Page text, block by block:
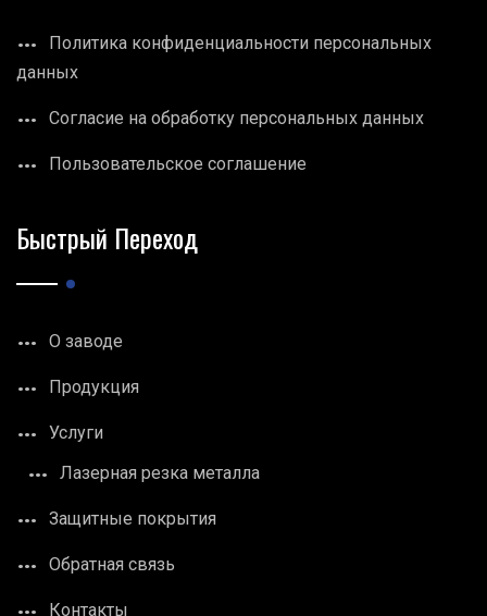
Политика конфиденциальности персональных
данных
Согласие на обработку персональных данных
Пользовательское соглашение
Быстрый Переход
О заводе
Продукция
Услуги
Лазерная резка металла
Защитные покрытия
Обратная связь
Контакты